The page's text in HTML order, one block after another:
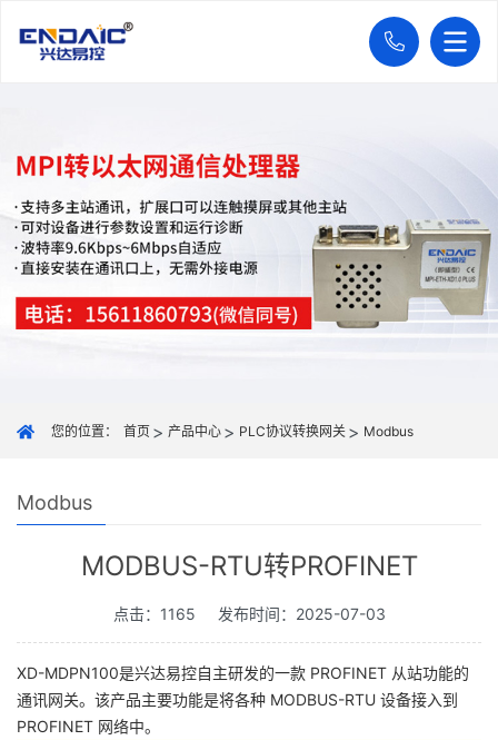
您的位置： 首页 产品中心 PLC协议转换网关 Modbus
Modbus
MODBUS-RTU转PROFINET
点击：1165 发布时间：2025-07-03
XD-MDPN100是兴达易控自主研发的一款 PROFINET 从站功能的
通讯网关。该产品主要功能是将各种 MODBUS-RTU 设备接入到
PROFINET 网络中。